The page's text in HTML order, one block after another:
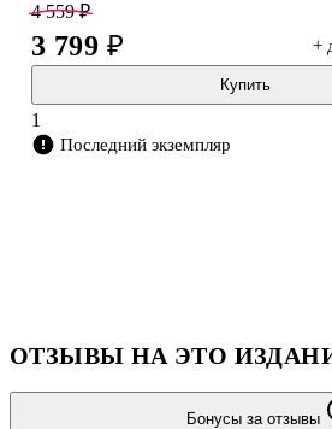
последующего клинического обучения
анатомии. В каждом разделе учебника
часть и частные вопросы
учебных программ для медицинских
приведена в соответствии с междунаро
4 559 ₽
3 799 ₽ +
Купить
1
Последний экземпляр
ОТЗЫВЫ НА ЭТО
Бонусы за отзывы